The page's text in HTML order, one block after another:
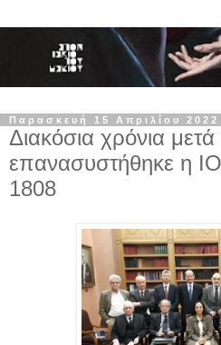
Παρασκευή 15 Απριλίου 2022
Διακόσια χρόνια
επανασυστήθηκε η
1808